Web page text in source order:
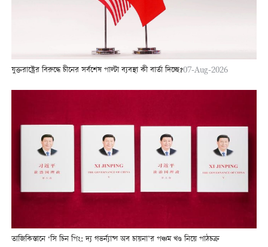
যুক্তরাষ্ট্রের বিরুদ্ধে চীনের সর্বশেষ পাল্টা ব্যবস্থা কী বার্তা দিচ্ছে?07-Aug-2026
তাজিকিস্তানে ‘সি চিন পিং: দ্য গভর্ন্যান্স অব চায়না’র পঞ্চম খণ্ড নিয়ে পাঠচক্র